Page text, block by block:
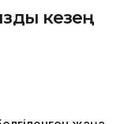
кезең